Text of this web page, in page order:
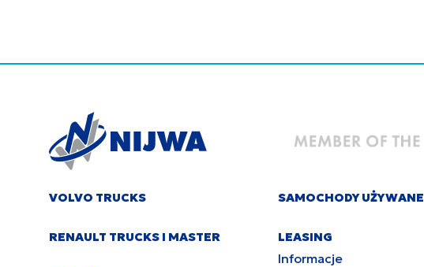
VOLVO TRUCKS
RENAULT TRUCKS I MASTER
SAMOCHODY UŻYWANE
LEASING
Informacje